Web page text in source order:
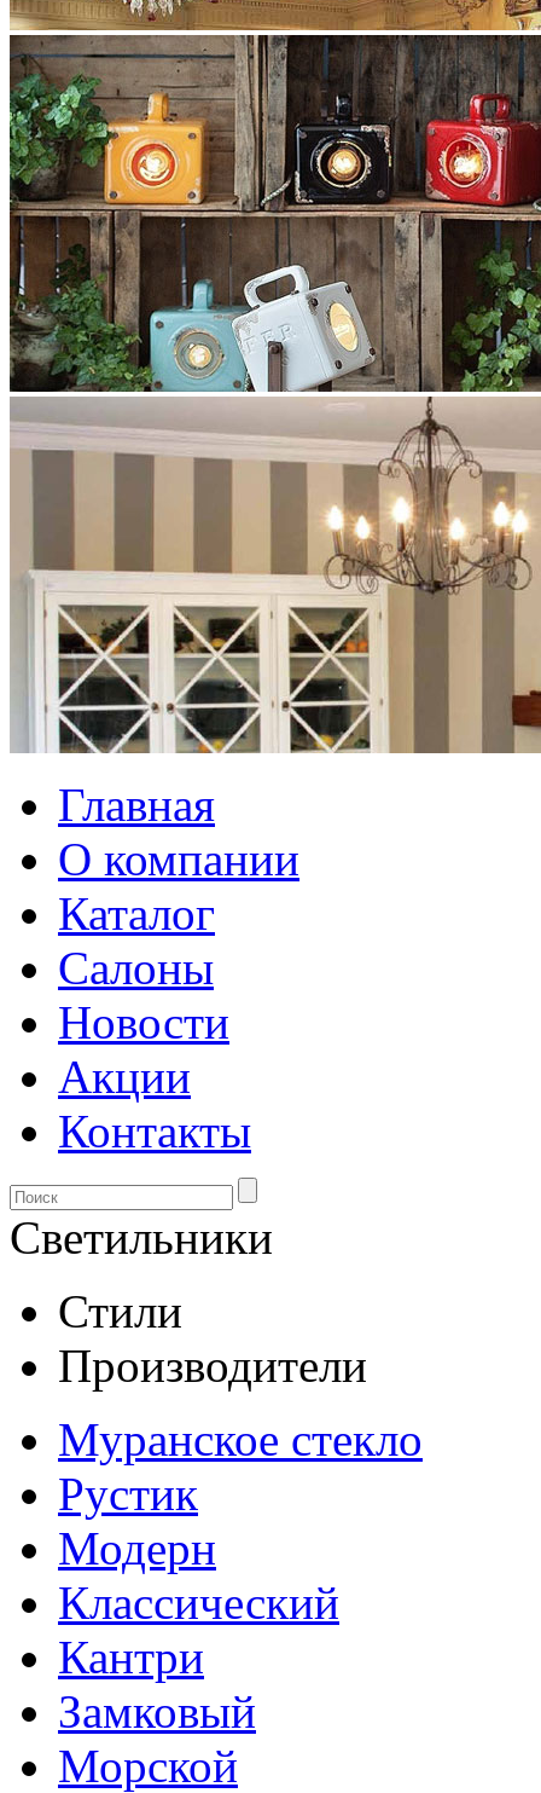
Главная
О компании
Каталог
Салоны
Новости
Акции
Контакты
Светильники
Стили
Производители
Муранское стекло
Рустик
Модерн
Классический
Кантри
Замковый
Морской